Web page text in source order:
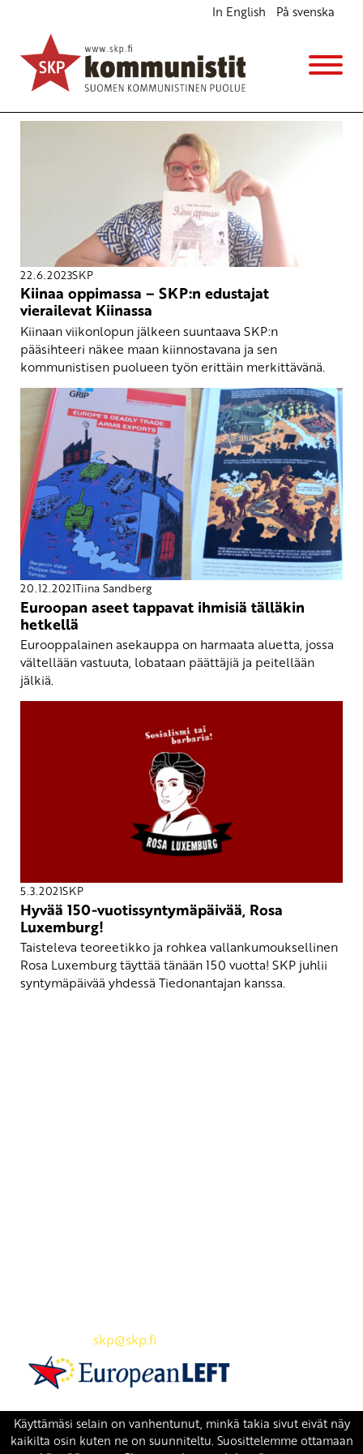
In English På svenska
Rosa Luxemburg
22.6.2023SKP
Kiinaa oppimassa – SKP:n edustajat
vierailevat Kiinassa
Kiinaan viikonlopun jälkeen suuntaava SKP:n
pääsihteeri näkee maan kiinnostavana ja sen
kommunistisen puolueen työn erittäin merkittävänä.
20.12.2021Tiina Sandberg
Euroopan aseet tappavat ihmisiä tälläkin
hetkellä
Eurooppalainen asekauppa on harmaata aluetta, jossa
vältellään vastuuta, lobataan päättäjiä ja peitellään
jälkiä.
5.3.2021SKP
Hyvää 150-vuotissyntymäpäivää, Rosa
Luxemburg!
Taisteleva teoreetikko ja rohkea vallankumouksellinen
Rosa Luxemburg täyttää tänään 150 vuotta! SKP juhlii
syntymäpäivää yhdessä Tiedonantajan kanssa.
skp@skp.fi
SKP on Euroopan Vasemmistopuolueen jäsen.
european-left.org
european-left.org/manifesto/